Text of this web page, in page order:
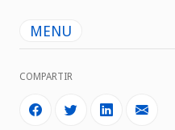
MENU
COMPARTIR